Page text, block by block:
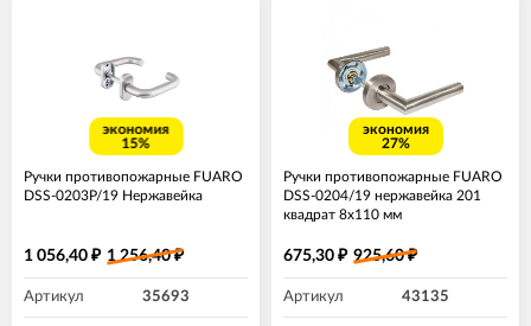
экономия
15%
Ручки противопожарные FUARO
DSS-0203P/19 Нержавейка
1 056,40 ₽ 1 256,40₽
Артикул 35693
экономия
27%
Ручки противопожарные FUARO
DSS-0204/19 нержавейка 201
квадрат 8x110 мм
675,30 ₽ 925,60₽
Артикул 43135